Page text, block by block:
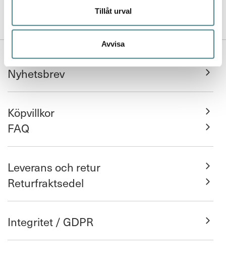
Tillåt urval
Avvisa
Kontakta oss
Nyhetsbrev
Köpvillkor
FAQ
Leverans och retur
Returfraktsedel
Integritet / GDPR